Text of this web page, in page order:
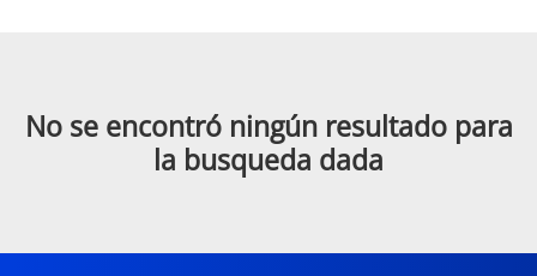
No se encontró ningún resultado para
la busqueda dada